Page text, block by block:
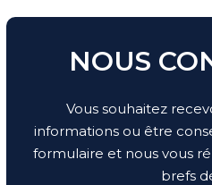
NOUS
Vous souhaitez
informations ou être
formulaire et nous vous
brefs